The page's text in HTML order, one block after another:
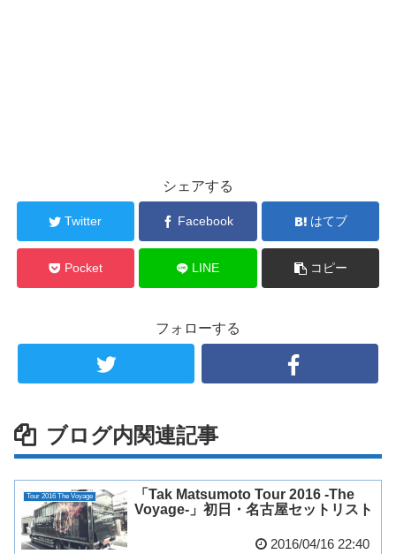
シェアする
Twitter Facebook はてブ
Pocket LINE コピー
フォローする
ブログ内関連記事
Tour 2016 The Voyage
「Tak Matsumoto Tour 2016 -The
Voyage-」初日・名古屋セットリスト
2016/04/16 22:40